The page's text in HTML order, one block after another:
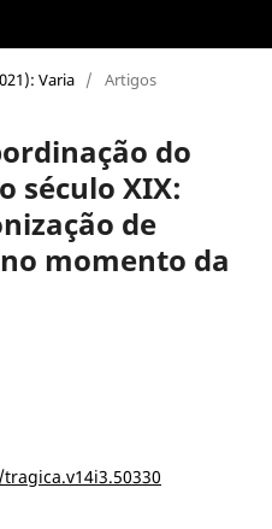
Varia / Artigos
do
século XIX:
de
momento da